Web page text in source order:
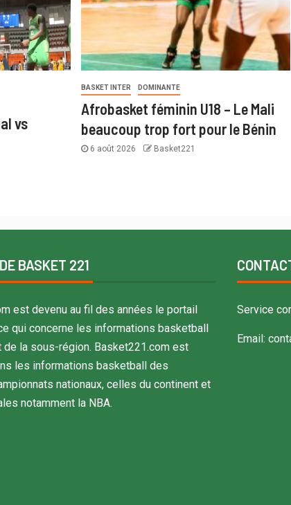
vs
BASKET INTER DOMINANTE
Afrobasket féminin U18 – Le Mali
beaucoup trop fort pour le Bénin
6 août 2026 Basket221
BASKET 221
est devenu au fil des années le portail
qui concerne les informations basketball
de la sous-région. Basket221.com est
les informations basketball des
nationaux, celles du continent et
notamment la NBA.
Service
Email: